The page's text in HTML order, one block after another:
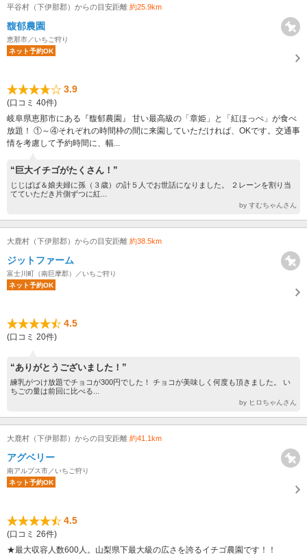
平谷村（下伊那郡）からの目安距離 約25.9km
馥郁農園
恵那市／いちご狩り
ネット予約OK
3.9
(口コミ 40件)
岐阜県恵那市にある『馥郁農園』 甘い最高級の「章姫」と「紅ほっぺ」が食べ
放題！ ①～④それぞれの時間枠の間に来園していただければ、OKです。交通事
情を考慮して予約時間に、幅...
“巨大イチゴがたくさん！”
じじばば＆娘夫婦に孫（３歳）の計５人でお世話になりました。 ２レーンを割り当
てていただき片側ずつに紅...
by すむちゃんさん
大鹿村（下伊那郡）からの目安距離 約38.5km
ジットファーム
富士川町（南巨摩郡）／いちご狩り
ネット予約OK
4.5
(口コミ 20件)
“ありがとうございました！”
練乳がつけ放題でチョコが300円でした！ チョコが美味しく何度も頂きました。 い
ちごの量は前回に比べる...
by ヒロちゃんさん
大鹿村（下伊那郡）からの目安距離 約41.1km
アグベリー
南アルプス市／いちご狩り
ネット予約OK
4.5
(口コミ 26件)
★最大収容人数600人。山梨県下最大級の広さを誇るイチゴ農園です！！